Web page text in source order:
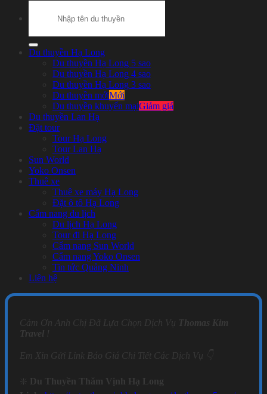
Du thuyền Hạ Long
Du thuyền Hạ Long 5 sao
Du thuyền Hạ Long 4 sao
Du thuyền Hạ Long 3 sao
Du thuyền mới
Du thuyền khuyến mại
Du thuyền Lan Hạ
Đặt tour
Tour Hạ Long
Tour Lan Hạ
Sun World
Yoko Onsen
Thuê xe
Thuê xe máy Hạ Long
Đặt ô tô Hạ Long
Cẩm nang du lịch
Du lịch Hạ Long
Tour đi Hạ Long
Cẩm nang Sun World
Cẩm nang Yoko Onsen
Tin tức Quảng Ninh
Liên hệ
Cảm Ơn Anh Chị Đã Lựa Chọn Dịch Vụ Thomas Kim
Travel !
Em Xin Gửi Link Báo Giá Chi Tiết Các Dịch Vụ 👇
❇️
Du Thuyền Thăm Vịnh Hạ Long